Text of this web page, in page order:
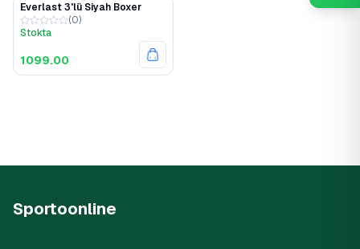
Everlast 3'lü Siyah Boxer
(0)
Stokta
1099.00
Sportoonline